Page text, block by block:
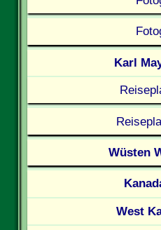
Karl
Wüsten
West